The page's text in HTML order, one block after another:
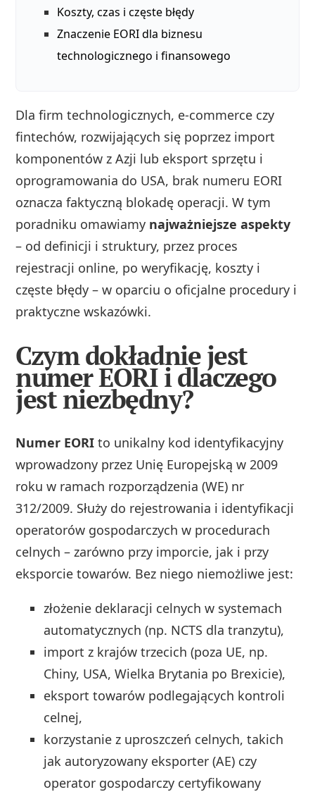
Koszty, czas i częste błędy
Znaczenie EORI dla biznesu
technologicznego i finansowego
Dla firm technologicznych, e-commerce czy
fintechów, rozwijających się poprzez import
komponentów z Azji lub eksport sprzętu i
oprogramowania do USA, brak numeru EORI
oznacza faktyczną blokadę operacji. W tym
poradniku omawiamy najważniejsze aspekty
– od definicji i struktury, przez proces
rejestracji online, po weryfikację, koszty i
częste błędy – w oparciu o oficjalne procedury i
praktyczne wskazówki.
Czym dokładnie jest
numer EORI i dlaczego
jest niezbędny?
Numer EORI to unikalny kod identyfikacyjny
wprowadzony przez Unię Europejską w 2009
roku w ramach rozporządzenia (WE) nr
312/2009. Służy do rejestrowania i identyfikacji
operatorów gospodarczych w procedurach
celnych – zarówno przy imporcie, jak i przy
eksporcie towarów. Bez niego niemożliwe jest:
złożenie deklaracji celnych w systemach
automatycznych (np. NCTS dla tranzytu),
import z krajów trzecich (poza UE, np.
Chiny, USA, Wielka Brytania po Brexicie),
eksport towarów podlegających kontroli
celnej,
korzystanie z uproszczeń celnych, takich
jak autoryzowany eksporter (AE) czy
operator gospodarczy certyfikowany